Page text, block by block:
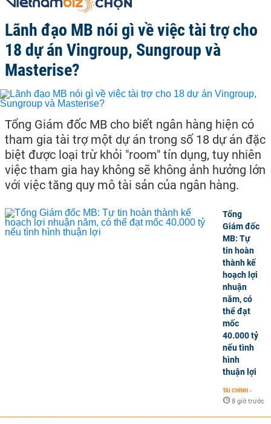
Lãnh đạo MB nói gì về việc tài trợ cho
18 dự án Vingroup, Sungroup và
Masterise?
Tổng Giám đốc MB cho biết ngân hàng hiện có
tham gia tài trợ một dự án trong số 18 dự án đặc
biệt được loại trừ khỏi "room" tín dụng, tuy nhiên
việc tham gia hay không sẽ không ảnh hưởng lớn
với việc tăng quy mô tài sản của ngân hàng.
Tổng
Giám đốc
MB: Tự
tin hoàn
thành kế
hoạch lợi
nhuận
năm, có
thể đạt
mốc
40.000 tỷ
nếu tình
hình
thuận lợi
TÀI CHÍNH -
8 giờ trước